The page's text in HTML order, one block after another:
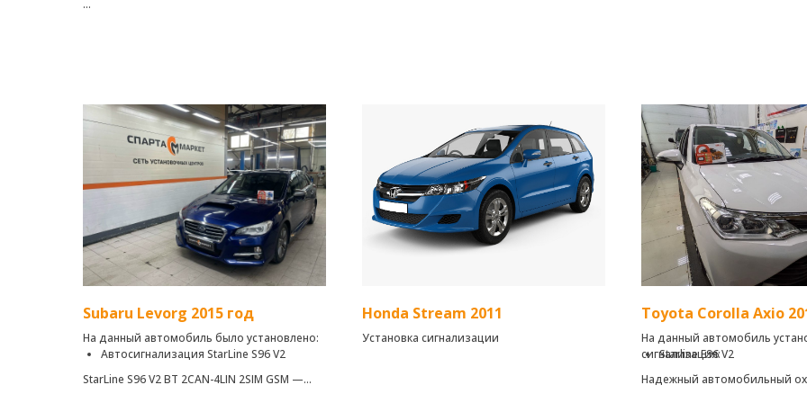
Smart, интегрированными 2CAN-4LIN и GSM
интерфейсами.
Subaru Levorg 2015 год
На данный автомобиль было установлено:
Автосигнализация StarLine S96 V2
StarLine S96 V2 BT 2CAN-4LIN 2SIM GSM —
Honda Stream 2011
Установка сигнализации
Toyota Corolla Axio
На данный автомобиль
сигнализация:
Starline E96 V2
Надежный автомобильный